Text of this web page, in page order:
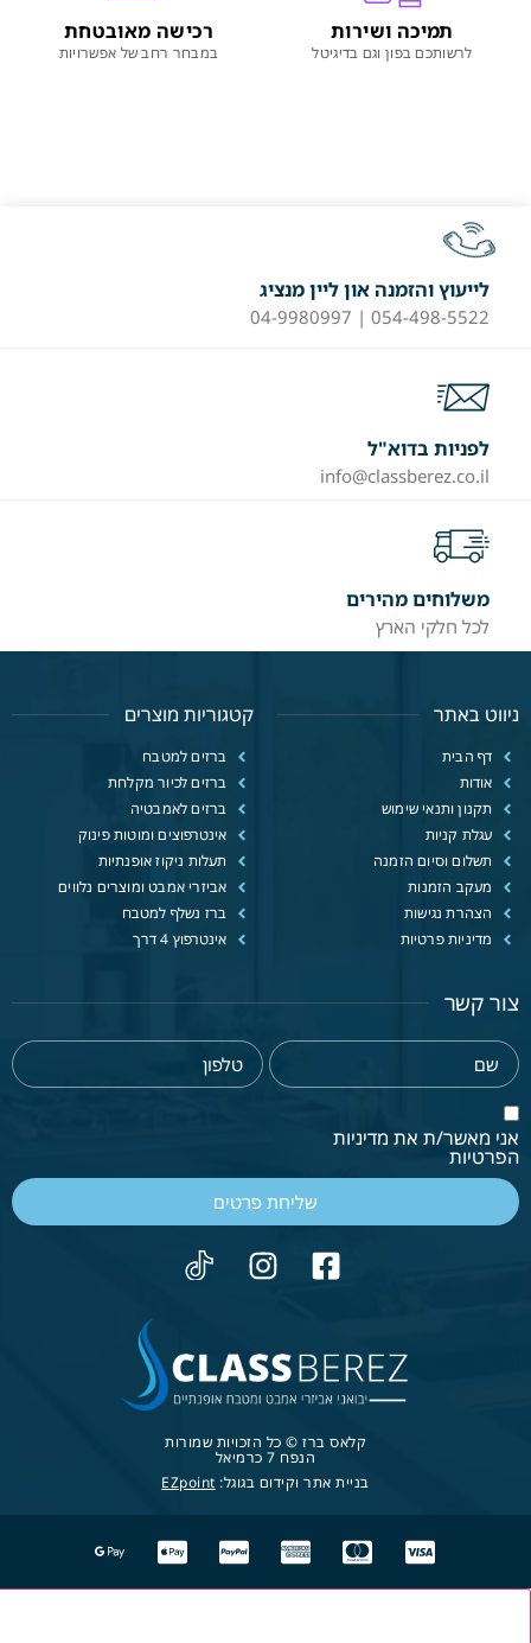
תמיכה ושירות
לרשותכם בפון וגם בדיגיטל
רכישה מאובטחת
במבחר רחב של אפשרויות
לייעוץ והזמנה און ליין מנציג
054-498-5522 | 04-9980997
לפניות בדוא"ל
info@classberez.co.il
משלוחים מהירים
לכל חלקי הארץ
ניווט באתר
דף הבית
אודות
תקנון ותנאי שימוש
עגלת קניות
תשלום וסיום הזמנה
מעקב הזמנות
הצהרת נגישות
מדיניות פרטיות
קטגוריות מוצרים
ברזים למטבח
ברזים לכיור מקלחת
ברזים לאמבטיה
אינטרפוצים ומוטות פינוק
תעלות ניקוז אופנתיות
אביזרי אמבט ומוצרים נלווים
ברז נשלף למטבח
אינטרפוץ 4 דרך
צור קשר
אני מאשר/ת את מדיניות
הפרטיות
שליחת פרטים
קלאס ברז © כל הזכויות שמורות
הנפח 7 כרמיאל
בניית אתר וקידום בגוגל: EZpoint